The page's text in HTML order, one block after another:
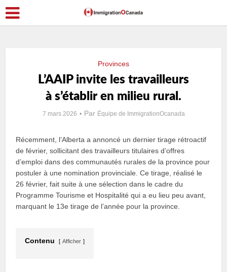
Provinces
L’AAIP invite les travailleurs
à s’établir en milieu rural.
7 mars 2026 Par Équipe de ImmigrationOcanada
Récemment, l’Alberta a annoncé un dernier tirage rétroactif
de février, sollicitant des travailleurs titulaires d’offres
d’emploi dans des communautés rurales de la province pour
postuler à une nomination provinciale. Ce tirage, réalisé le
26 février, fait suite à une sélection dans le cadre du
Programme Tourisme et Hospitalité qui a eu lieu peu avant,
marquant le 13e tirage de l’année pour la province.
Contenu Afficher